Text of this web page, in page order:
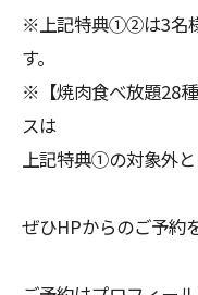
※上記特典①②は3名
す。
※【焼肉食べ放題28
スは
上記特典①の対象外と
ぜひHPからのご予約